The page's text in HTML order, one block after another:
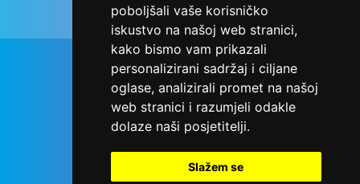
poboljšali vaše korisničko
iskustvo na našoj web stranici,
kako bismo vam prikazali
personalizirani sadržaj i ciljane
oglase, analizirali promet na našoj
web stranici i razumjeli odakle
dolaze naši posjetitelji.
Slažem se